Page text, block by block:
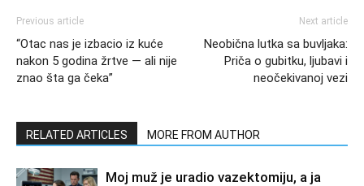
Previous article
“Otac nas je izbacio iz kuće
nakon 5 godina žrtve — ali nije
znao šta ga čeka”
Next article
Neobična lutka sa buvljaka:
Priča o gubitku, ljubavi i
neočekivanoj vezi
RELATED ARTICLES MORE FROM AUTHOR
Moj muž je uradio vazektomiju, a ja